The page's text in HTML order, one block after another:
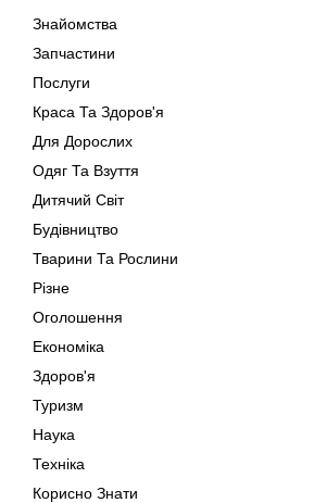
Знайомства
Запчастини
Послуги
Краса Та Здоров'я
Для Дорослих
Одяг Та Взуття
Дитячий Світ
Будівництво
Тварини Та Рослини
Різне
Оголошення
Економіка
Здоров'я
Туризм
Наука
Техніка
Корисно Знати